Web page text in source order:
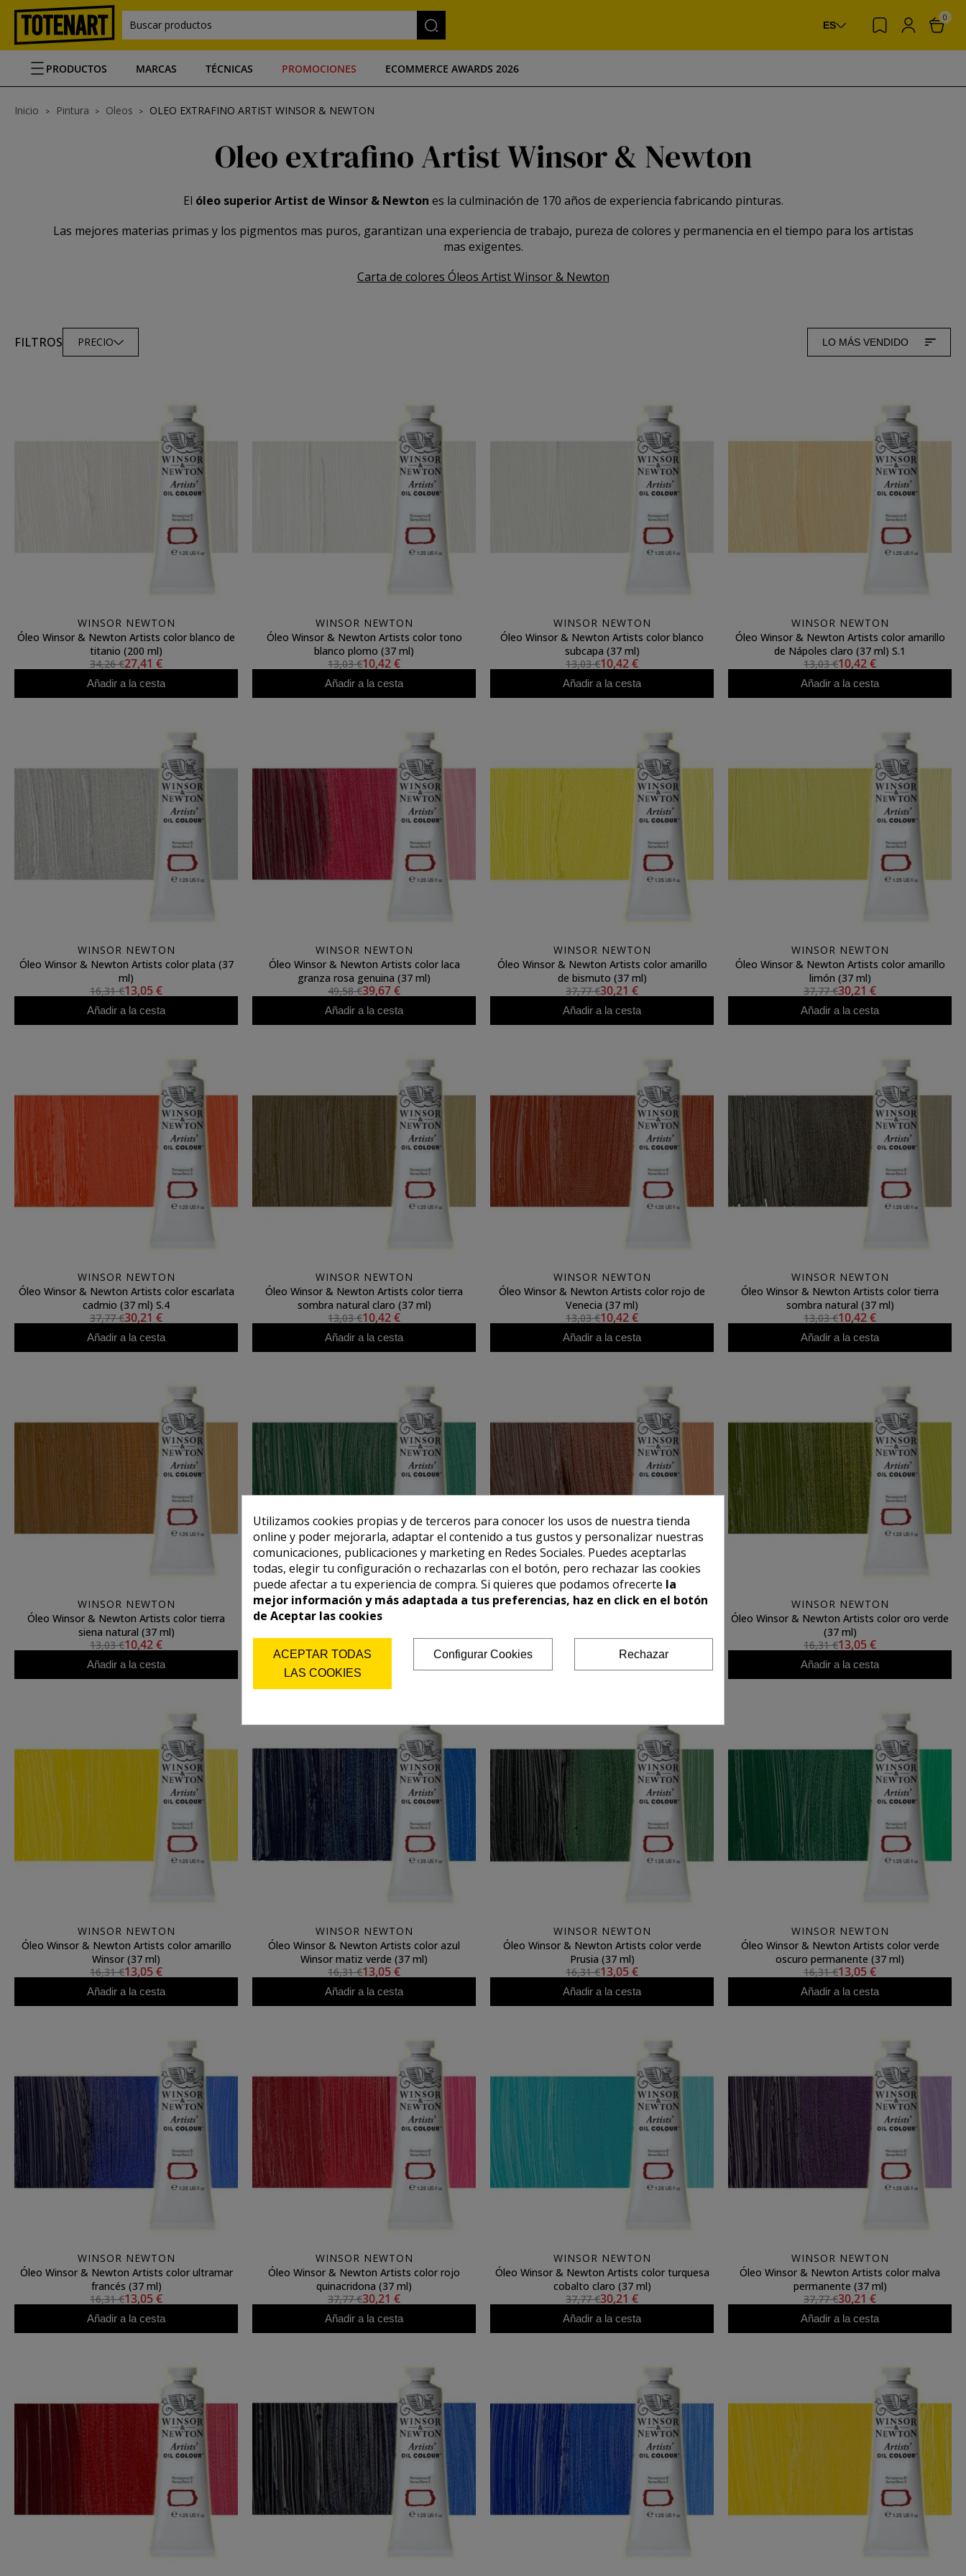
Buscar productos ES
0
PRODUCTOS MARCAS TÉCNICAS PROMOCIONES ECOMMERCE AWARDS 2026
Inicio Pintura Oleos OLEO EXTRAFINO ARTIST WINSOR & NEWTON
Oleo extrafino Artist Winsor & Newton
El óleo superior Artist de Winsor & Newton es la culminación de 170 años de experiencia fabricando pinturas.
Las mejores materias primas y los pigmentos mas puros, garantizan una experiencia de trabajo, pureza de colores y permanencia en el tiempo para los artistas
mas exigentes.
Carta de colores Óleos Artist Winsor & Newton
FILTROS PRECIO LO MÁS VENDIDO
WINSOR NEWTON
Óleo Winsor & Newton Artists color blanco de
titanio (200 ml)
34,26 €27,41 €
Añadir a la cesta
WINSOR NEWTON
Óleo Winsor & Newton Artists color tono
blanco plomo (37 ml)
13,03 €10,42 €
Añadir a la cesta
WINSOR NEWTON
Óleo Winsor & Newton Artists color blanco
subcapa (37 ml)
13,03 €10,42 €
Añadir a la cesta
WINSOR NEWTON
Óleo Winsor & Newton Artists color amarillo
de Nápoles claro (37 ml) S.1
13,03 €10,42 €
Añadir a la cesta
WINSOR NEWTON
Óleo Winsor & Newton Artists color plata (37
ml)
16,31 €13,05 €
Añadir a la cesta
WINSOR NEWTON
Óleo Winsor & Newton Artists color laca
granza rosa genuina (37 ml)
49,58 €39,67 €
Añadir a la cesta
WINSOR NEWTON
Óleo Winsor & Newton Artists color amarillo
de bismuto (37 ml)
37,77 €30,21 €
Añadir a la cesta
WINSOR NEWTON
Óleo Winsor & Newton Artists color amarillo
limón (37 ml)
37,77 €30,21 €
Añadir a la cesta
WINSOR NEWTON
Óleo Winsor & Newton Artists color escarlata
cadmio (37 ml) S.4
37,77 €30,21 €
Añadir a la cesta
WINSOR NEWTON
Óleo Winsor & Newton Artists color tierra
sombra natural claro (37 ml)
13,03 €10,42 €
Añadir a la cesta
WINSOR NEWTON
Óleo Winsor & Newton Artists color rojo de
Venecia (37 ml)
13,03 €10,42 €
Añadir a la cesta
WINSOR NEWTON
Óleo Winsor & Newton Artists color tierra
sombra natural (37 ml)
13,03 €10,42 €
Añadir a la cesta
WINSOR NEWTON
Óleo Winsor & Newton Artists color tierra
siena natural (37 ml)
13,03 €10,42 €
Añadir a la cesta
WINSOR NEWTON
Óleo Winsor & Newton Artists color verde
WINSOR NEWTON
WINSOR NEWTON
Óleo Winsor & Newton Artists color oro verde
(37 ml)
16,31 €13,05 €
Añadir a la cesta
WINSOR NEWTON
Óleo Winsor & Newton Artists color amarillo
Winsor (37 ml)
16,31 €13,05 €
Añadir a la cesta
WINSOR NEWTON
Óleo Winsor & Newton Artists color azul
Winsor matiz verde (37 ml)
16,31 €13,05 €
Añadir a la cesta
WINSOR NEWTON
Óleo Winsor & Newton Artists color verde
Prusia (37 ml)
16,31 €13,05 €
Añadir a la cesta
WINSOR NEWTON
Óleo Winsor & Newton Artists color verde
oscuro permanente (37 ml)
16,31 €13,05 €
Añadir a la cesta
WINSOR NEWTON
Óleo Winsor & Newton Artists color ultramar
francés (37 ml)
16,31 €13,05 €
Añadir a la cesta
WINSOR NEWTON
Óleo Winsor & Newton Artists color rojo
quinacridona (37 ml)
37,77 €30,21 €
Añadir a la cesta
WINSOR NEWTON
Óleo Winsor & Newton Artists color turquesa
cobalto claro (37 ml)
37,77 €30,21 €
Añadir a la cesta
WINSOR NEWTON
Óleo Winsor & Newton Artists color malva
permanente (37 ml)
37,77 €30,21 €
Añadir a la cesta
Utilizamos cookies propias y de terceros para conocer los usos de nuestra tienda
online y poder mejorarla, adaptar el contenido a tus gustos y personalizar nuestras
comunicaciones, publicaciones y marketing en Redes Sociales. Puedes aceptarlas
todas, elegir tu configuración o rechazarlas con el botón, pero rechazar las cookies
puede afectar a tu experiencia de compra. Si quieres que podamos ofrecerte la
mejor información y más adaptada a tus preferencias, haz en click en el botón
de Aceptar las cookies
ACEPTAR TODAS
LAS COOKIES
Configurar Cookies Rechazar